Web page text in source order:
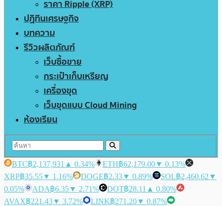
ราคา Ripple (XRP)
ปฏิทินเศรษฐกิจ
บทความ
รีวิวผลิตภัณฑ์
เว็บซื้อขาย
กระเป๋าเก็บเหรียญ
เครื่องขุด
เว็บขุดแบบ Cloud Mining
ห้องเรียน
BTC฿2,137,931 ▲ 0.34% ETH฿62,179.00▼ 0.13%
XRP฿35.55▼ 1.16% DOGE฿2.33▼ 0.89% SOL฿2,460.62 ▼
0.05%
ADA฿6.35▼ 2.71% DOT฿28.11 ▲ 0.80%
AVAX฿221.43▼ 3.72% LINK฿271.20▼ 0.87%